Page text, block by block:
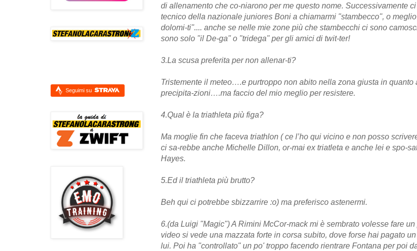
di allenamento che co-niarono per me questo nome. Successivamente ci
tecnico della nazionale juniores Boni a chiamarmi "stambecco", o
dolomi-ti".... anche se nelle mie zone più che stambecchi ci sono
sono solo "il De-ga" o "tridega" per gli amici di twit-ter!
3.La scusa preferita per non allenar-ti?
Tristemente il meteo….e purtroppo non abito nella zona giusta in quanto
precipita-zioni….ma faccio del mio meglio per resistere.
4.Qual è la triathleta più figa?
Ma moglie fin che faceva triathlon ( ce l’ho qui vicino e non posso
ci sa-rebbe anche Michelle Dillon, or-mai ex triatleta e anche lei e spo-
Hayes.
5.Ed il triathleta più brutto?
Beh qui ci potrebbe sbizzarrire :o) ma preferisco astenermi.
6.(da Luigi "Magic") A Rimini McCor-mack mi è sembrato volesse fare
video si vede una mazzata forte in corsa subito, dove forse hai pagato
lui. Poi ha "controllato" un po' troppo facendo rientrare Fontana per poi
Seguimi su